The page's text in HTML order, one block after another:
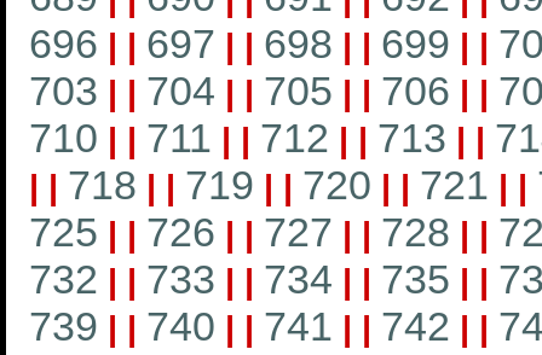
696 | | 697 | | 698 | | 699 | |
703 | | 704 | | 705 | | 706 | |
710 | | 711 | | 712 | | 713 | |
| | 718 | | 719 | | 720 | | 721 | |
725 | | 726 | | 727 | | 728 | |
732 | | 733 | | 734 | | 735 | |
739 | | 740 | | 741 | | 742 | |